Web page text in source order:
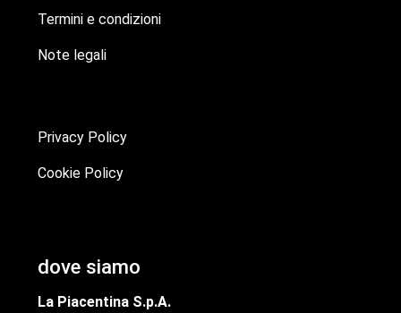
Termini e condizioni
Note legali
Privacy Policy
Cookie Policy
dove siamo
La Piacentina S.p.A.